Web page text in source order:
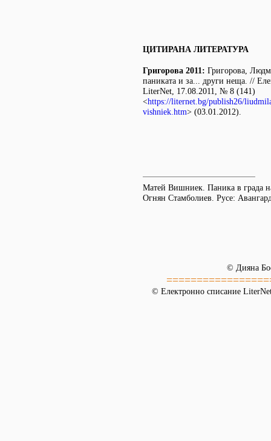
ЦИТИРАНА ЛИТЕРАТУРА
Григорова 2011: Григорова,
паниката и за... други неща. //
LiterNet, 17.08.2011, № 8 (141)
<https://liternet.bg/publish26/
vishniek.htm> (03.01.2012).
Матей Вишниек. Паника в града
Огнян Стамболиев. Русе:
© Дияна
© Електронно списание